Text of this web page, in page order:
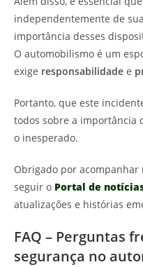
independentemente de
importância desses
O automobilismo é um
exige responsabilidade e
Portanto, que este
todos sobre a importância
o inesperado.
Obrigado por acompanhar
seguir o Portal de
atualizações e histórias
FAQ – Perguntas
segurança no